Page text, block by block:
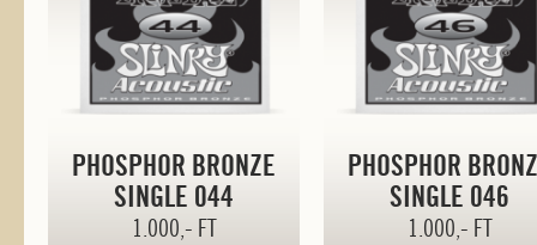
PHOSPHOR BRONZE
SINGLE 044
1.000,- FT
PHOSPHOR
SINGLE 046
1.000,- FT